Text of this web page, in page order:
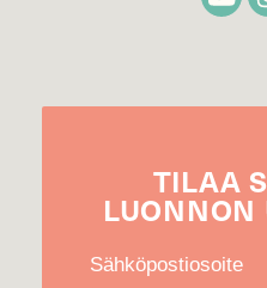
TILAA
LUONNON
Sähköpostiosoite